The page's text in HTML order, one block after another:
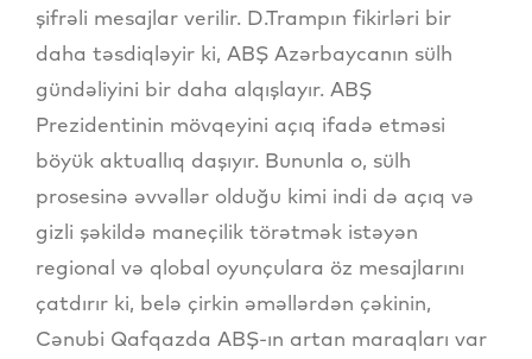
şifrəli mesajlar verilir. D.Trampın fikirləri bir
daha təsdiqləyir ki, ABŞ Azərbaycanın sülh
gündəliyini bir daha alqışlayır. ABŞ
Prezidentinin mövqeyini açıq ifadə etməsi
böyük aktuallıq daşıyır. Bununla o, sülh
prosesinə əvvəllər olduğu kimi indi də açıq və
gizli şəkildə maneçilik törətmək istəyən
regional və qlobal oyunçulara öz mesajlarını
çatdırır ki, belə çirkin əməllərdən çəkinin,
Cənubi Qafqazda ABŞ-ın artan maraqları var